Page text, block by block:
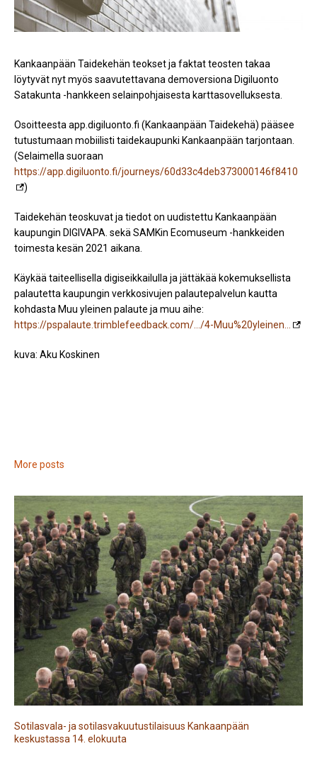
Kankaanpään Taidekehän teokset ja faktat teosten takaa
löytyvät nyt myös saavutettavana demoversiona Digiluonto
Satakunta -hankkeen selainpohjaisesta karttasovelluksesta.
Osoitteesta app.digiluonto.fi (Kankaanpään Taidekehä) pääsee
tutustumaan mobiilisti taidekaupunki Kankaanpään tarjontaan.
(Selaimella suoraan
https://app.digiluonto.fi/journeys/60d33c4deb373000146f8410
)
Taidekehän teoskuvat ja tiedot on uudistettu Kankaanpään
kaupungin DIGIVAPA. sekä SAMKin Ecomuseum -hankkeiden
toimesta kesän 2021 aikana.
Käykää taiteellisella digiseikkailulla ja jättäkää kokemuksellista
palautetta kaupungin verkkosivujen palautepalvelun kautta
kohdasta Muu yleinen palaute ja muu aihe:
https://pspalaute.trimblefeedback.com/…/4-Muu%20yleinen…
kuva: Aku Koskinen
More posts
Sotilasvala- ja sotilasvakuutustilaisuus Kankaanpään
keskustassa 14. elokuuta